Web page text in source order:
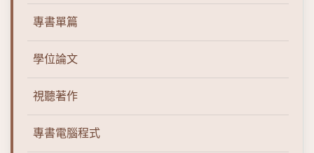
專書單篇
學位論文
視聽著作
專書電腦程式